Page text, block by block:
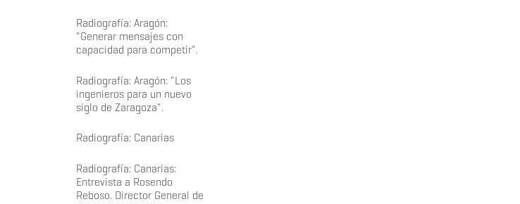
Radiografía: Aragón:
"Generar mensajes con
capacidad para competir".
Radiografía: Aragón: "Los
ingenieros para un nuevo
siglo de Zaragoza".
Radiografía: Canarias
Radiografía: Canarias:
Entrevista a Rosendo
Reboso. Director General de